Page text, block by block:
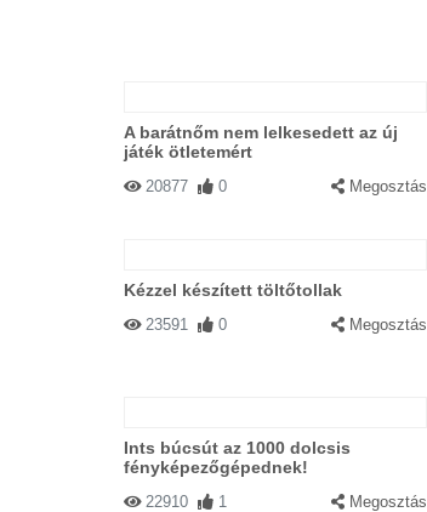
A barátnőm nem lelkesedett az új
játék ötletemért
20877 0 Megosztás
Kézzel készített töltőtollak
23591 0 Megosztás
Ints búcsút az 1000 dolcsis
fényképezőgépednek!
22910 1 Megosztás